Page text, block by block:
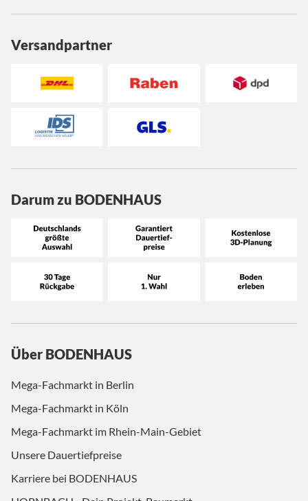
Versandpartner
Darum zu BODENHAUS
Über BODENHAUS
Mega-Fachmarkt in Berlin
Mega-Fachmarkt in Köln
Mega-Fachmarkt im Rhein-Main-Gebiet
Unsere Dauertiefpreise
Karriere bei BODENHAUS